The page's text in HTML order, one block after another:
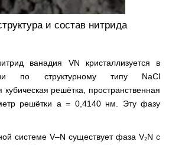
и состав нитрида
ванадия VN кристаллизуется в
по структурному типу NaCl
кубическая решётка, пространственная
решётки a = 0,4140 нм. Эту фазу
системе V–N существует фаза V₂N с